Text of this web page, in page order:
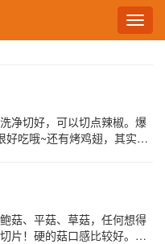
净切好，可以切点辣椒。爆
好吃哦~还有烤鸡翅，其实很
菇、平菇、草菇，任何想得
片！硬的菇口感比较好。配